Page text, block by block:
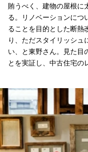
賄うべく、建物の屋根に
る。リノベーションにつ
ることを目的とした断熱
り、ただスタイリッシ
い、と東野さん。見た目
とを実証し、中古住宅の